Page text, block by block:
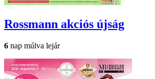
Rossmann akciós újság
6 nap múlva lejár